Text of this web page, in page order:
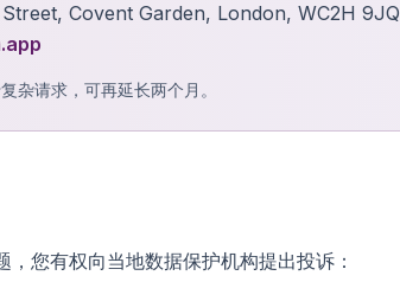
Covent Garden, London, WC2H 9JQ
杂请求，可再延长两个月。
您有权向当地数据保护机构提出投诉：